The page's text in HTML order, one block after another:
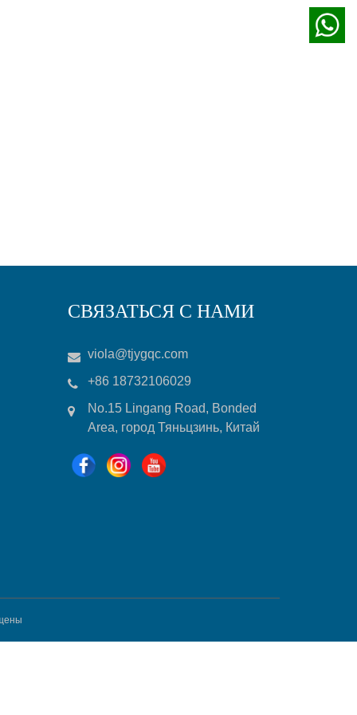
СВЯЗАТЬСЯ С НАМИ
viola@tjygqc.com
+86 18732106029
No.15 Lingang Road, Bonded
Area, город Тяньцзинь, Китай